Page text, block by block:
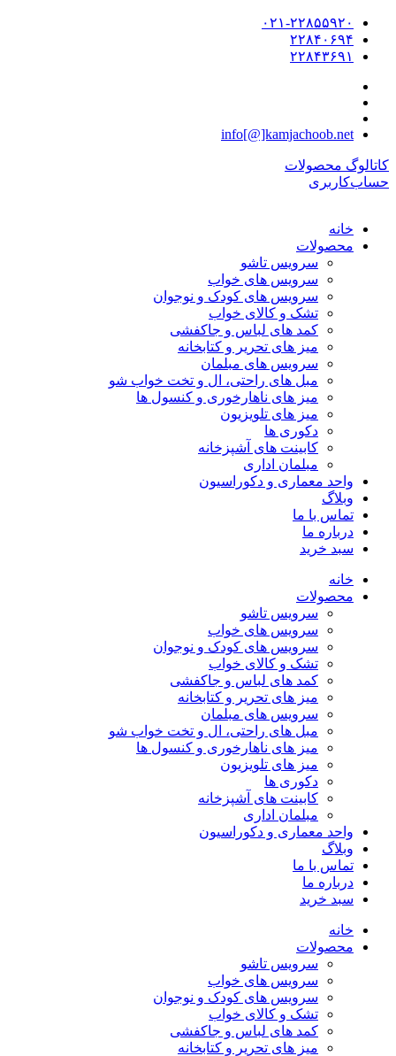
۰۲۱-۲۲۸۵۵۹۲۰
۲۲۸۴۰۶۹۴
۲۲۸۴۳۶۹۱
info[@]kamjachoob.net
کاتالوگ محصولات
حساب‌کاربری
خانه
محصولات
سرویس تاشو
سرویس های خواب
سرویس های کودک و نوجوان
تشک و کالای خواب
کمد های لباس و جاکفشی
میز های تحریر و کتابخانه
سرویس های مبلمان
مبل های راحتی، ال و تخت خواب شو
میز های ناهارخوری و کنسول ها
میز های تلویزیون
دکوری ها
کابینت های آشپزخانه
مبلمان اداری
واحد معماری و دکوراسیون
وبلاگ
تماس با ما
درباره ما
سبد خرید
خانه
محصولات
سرویس تاشو
سرویس های خواب
سرویس های کودک و نوجوان
تشک و کالای خواب
کمد های لباس و جاکفشی
میز های تحریر و کتابخانه
سرویس های مبلمان
مبل های راحتی، ال و تخت خواب شو
میز های ناهارخوری و کنسول ها
میز های تلویزیون
دکوری ها
کابینت های آشپزخانه
مبلمان اداری
واحد معماری و دکوراسیون
وبلاگ
تماس با ما
درباره ما
سبد خرید
خانه
محصولات
سرویس تاشو
سرویس های خواب
سرویس های کودک و نوجوان
تشک و کالای خواب
کمد های لباس و جاکفشی
میز های تحریر و کتابخانه